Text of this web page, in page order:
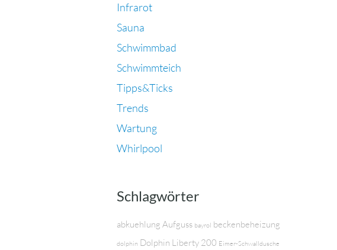
Infrarot
Sauna
Schwimmbad
Schwimmteich
Tipps&Ticks
Trends
Wartung
Whirlpool
Schlagwörter
abkuehlung Aufguss bayrol beckenbeheizung
dolphin Dolphin Liberty 200 Eimer-Schwalldusche